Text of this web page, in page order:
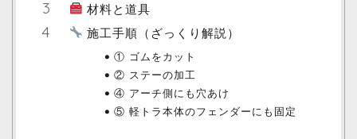
材料と道具
施工手順（ざっくり解説）
① ゴムをカット
② ステーの加工
④ アーチ側にも穴あけ
⑤ 軽トラ本体のフェンダーにも固定